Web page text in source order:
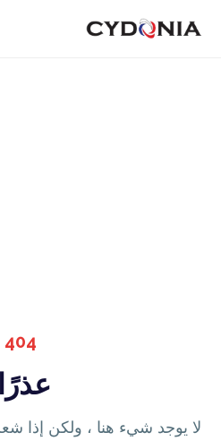
404
لا يوجد شيء هنا ، ولكن إذا